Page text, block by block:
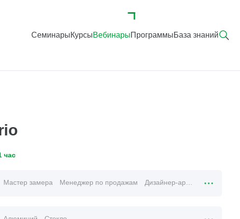
СеминарыКурсыВебинарыПрограммыБаза знаний
час
Мастер замера Менеджер по продажам Дизайнер-архитектор